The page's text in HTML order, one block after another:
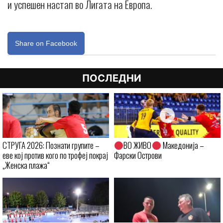
и успешен настап во Лигата на Европа.
Share on Facebook
ПОСЛЕДНИ
СТРУГА 2026: Познати групите –
еве кој против кого по трофеј покрај
„Женска плажа“
ВО ЖИВО
Македонија –
Фарски Острови